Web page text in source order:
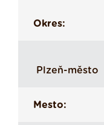
Okres:
Plzeň-město
Mesto: